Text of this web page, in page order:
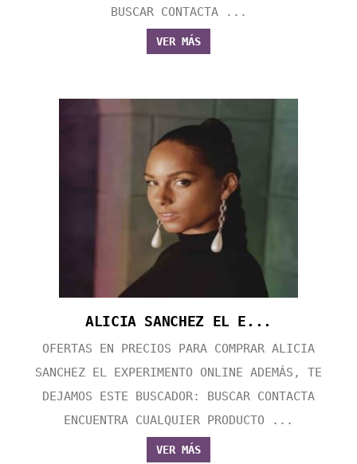
BUSCAR CONTACTA ...
VER MÁS
ALICIA SANCHEZ EL E...
OFERTAS EN PRECIOS PARA COMPRAR ALICIA
SANCHEZ EL EXPERIMENTO ONLINE ADEMÁS, TE
DEJAMOS ESTE BUSCADOR: BUSCAR CONTACTA
ENCUENTRA CUALQUIER PRODUCTO ...
VER MÁS